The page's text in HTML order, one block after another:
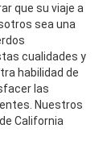
que su viaje a
sea una
cualidades y
habilidad de
las
Nuestros
California